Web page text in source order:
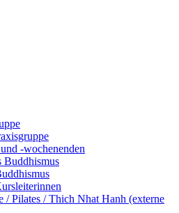
-wochenenden
Buddhismus
/ Pilates / Thich Nhat Hanh (externe